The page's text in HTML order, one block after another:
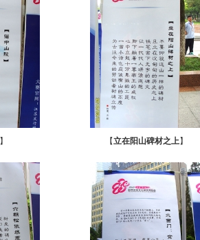
】 【立在阳山碑材之上】